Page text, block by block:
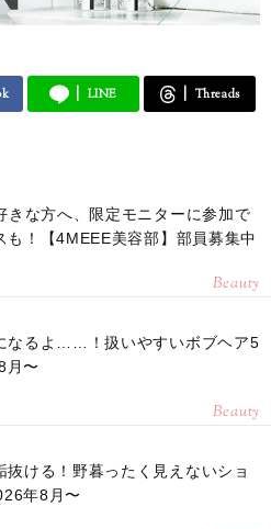
LINE Threads
きな方へ、限定モニターに参加で
も！【4MEEE美容部】部員募集中
Beauty
なるよ……！扱いやすいボブヘア5
月〜
Beauty
抜ける！野暮ったく見えないショ
年8月〜